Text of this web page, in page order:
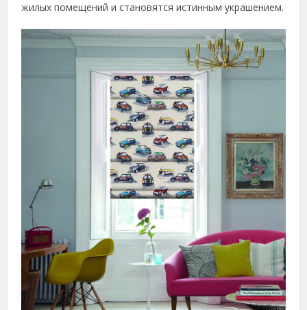
жилых помещений и становятся истинным украшением.